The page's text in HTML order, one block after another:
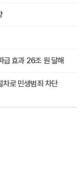
급 효과 26조 원 달해
차로 민생범죄 차단